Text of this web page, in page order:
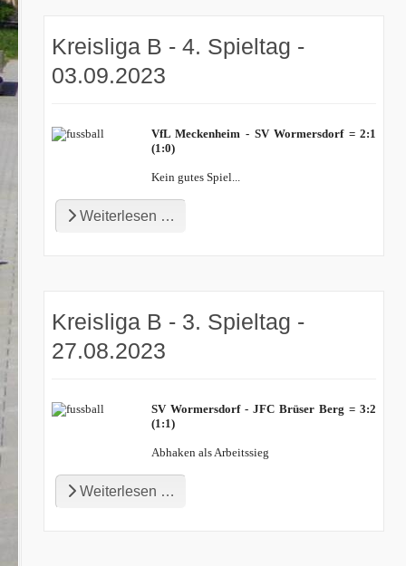
Kreisliga B - 4. Spieltag -
03.09.2023
VfL Meckenheim - SV Wormersdorf = 2:1
(1:0)
Kein gutes Spiel...
Weiterlesen …
Kreisliga B - 3. Spieltag -
27.08.2023
SV Wormersdorf - JFC Brüser Berg = 3:2
(1:1)
Abhaken als Arbeitssieg
Weiterlesen …